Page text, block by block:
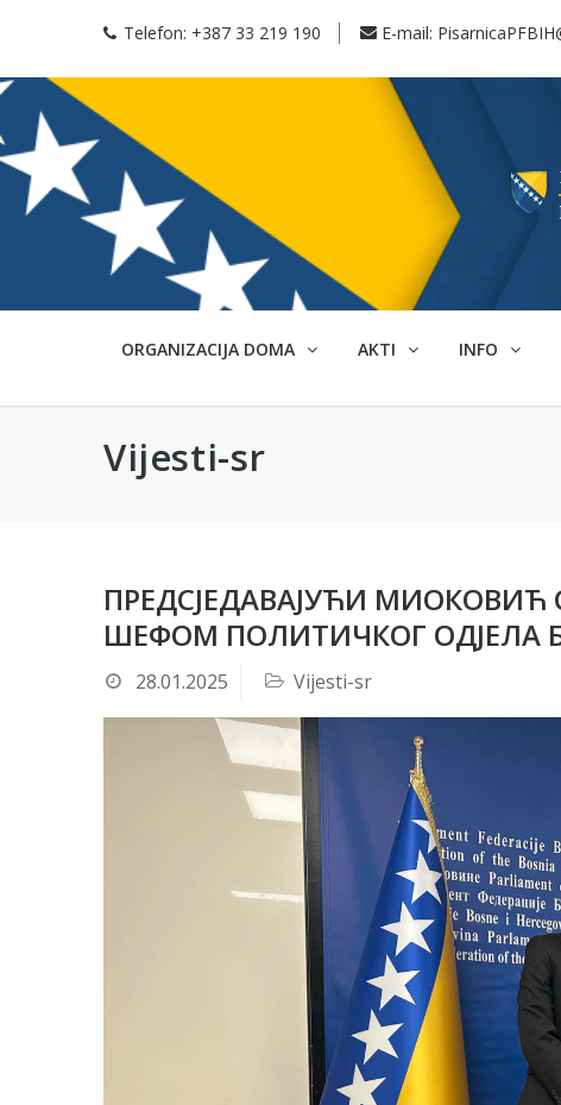
Telefon: +387 33 219 190 E-mail:
ORGANIZACIJA DOMA AKTI INFO
Vijesti-sr
ПРЕДСЈЕДАВАЈУЋИ
ШЕФОМ ПОЛИТИЧКОГ ОДЈЕЛА
28.01.2025 Vijesti-sr